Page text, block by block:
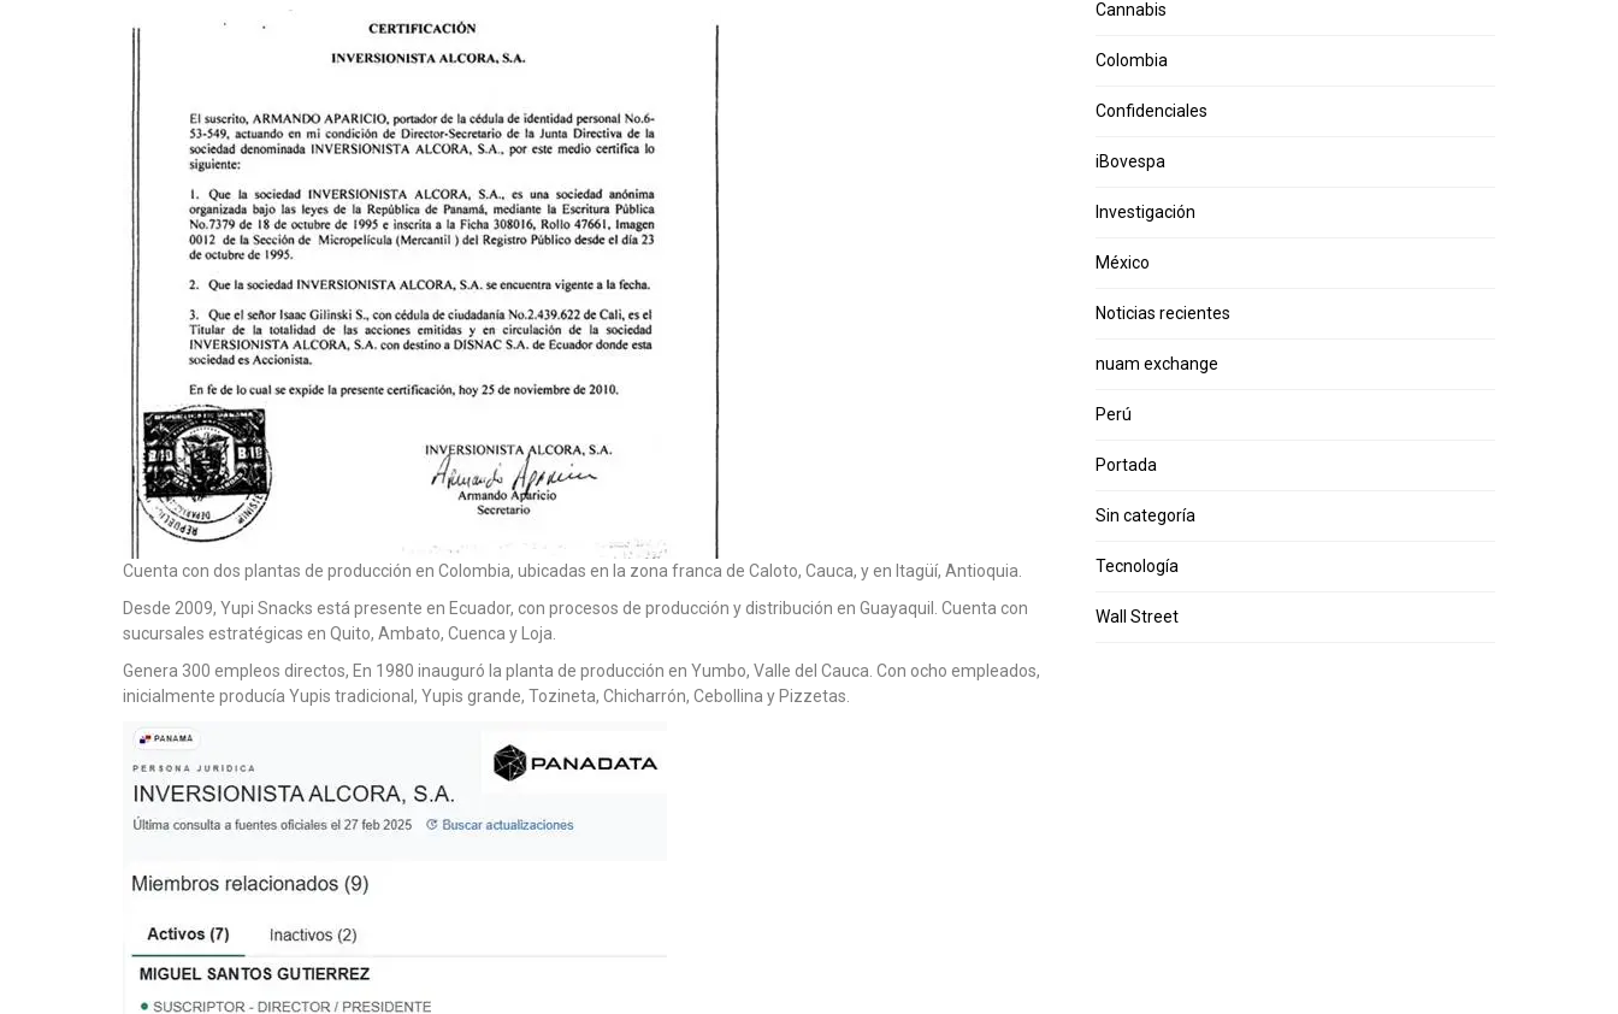
Cuenta con dos plantas de producción en Colombia, ubicadas en la zona franca de Caloto, Cauca, y en Itagüí, Antioquia.
Desde 2009, Yupi Snacks está presente en Ecuador, con procesos de producción y distribución en Guayaquil. Cuenta con
sucursales estratégicas en Quito, Ambato, Cuenca y Loja.
Genera 300 empleos directos, En 1980 inauguró la planta de producción en Yumbo, Valle del Cauca. Con ocho empleados,
inicialmente producía Yupis tradicional, Yupis grande, Tozineta, Chicharrón, Cebollina y Pizzetas.
Cannabis
Colombia
Confidenciales
iBovespa
Investigación
México
Noticias recientes
nuam exchange
Perú
Portada
Sin categoría
Tecnología
Wall Street